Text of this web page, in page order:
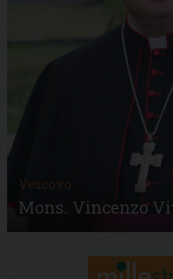
Vescovo
Mons. Vincenzo